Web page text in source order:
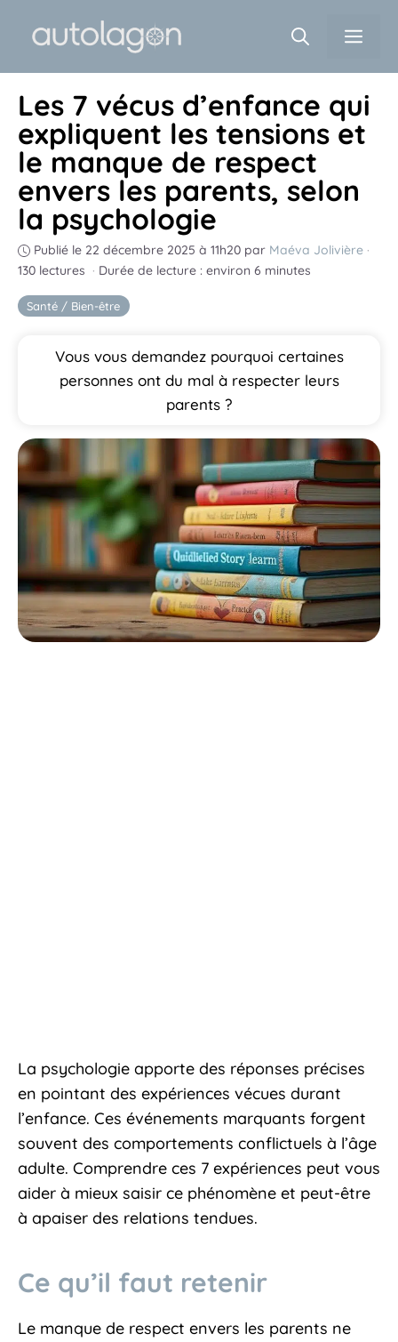
Santé / Bien-être
Les 7 vécus d’enfance qui
expliquent les tensions et
le manque de respect
envers les parents, selon
la psychologie
Publié le 22 décembre 2025 à 11h20 par Maéva Jolivière ·
130 lectures · Durée de lecture : environ 6 minutes
Vous vous demandez pourquoi certaines
personnes ont du mal à respecter leurs
parents ?
La psychologie apporte des réponses précises
en pointant des expériences vécues durant
l’enfance. Ces événements marquants forgent
souvent des comportements conflictuels à l’âge
adulte. Comprendre ces 7 expériences peut vous
aider à mieux saisir ce phénomène et peut-être
à apaiser des relations tendues.
Ce qu’il faut retenir
Le manque de respect envers les parents ne